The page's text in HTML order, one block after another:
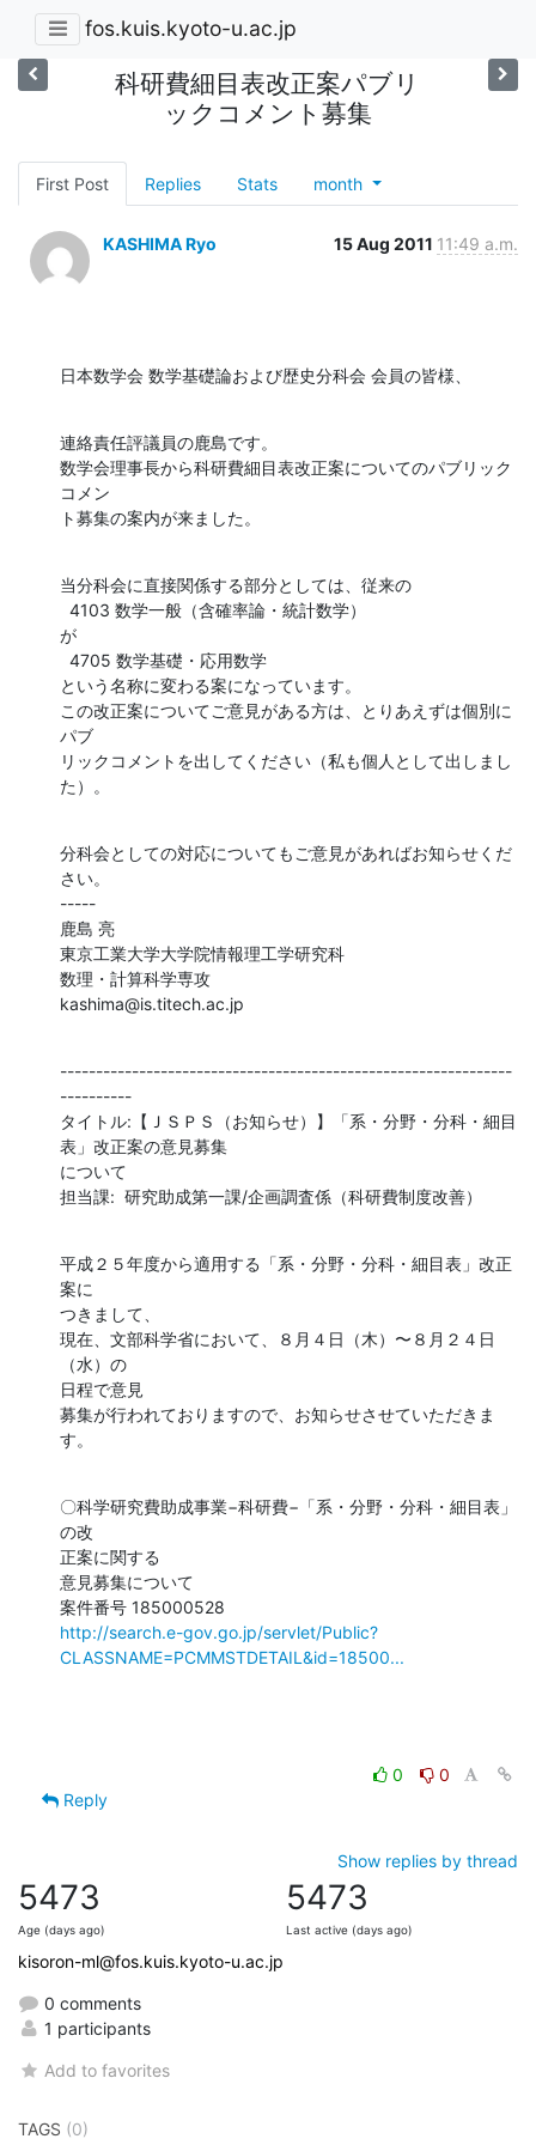
fos.kuis.kyoto-u.ac.jp
科研費細目表改正案パブリ
ックコメント募集
First Post Replies Stats month
KASHIMA Ryo 15 Aug 2011 11:49 a.m.
日本数学会 数学基礎論および歴史分科会 会員の皆様、
連絡責任評議員の鹿島です。
数学会理事長から科研費細目表改正案についてのパブリック
コメン
ト募集の案内が来ました。
当分科会に直接関係する部分としては、従来の
が
という名称に変わる案になっています。
この改正案についてご意見がある方は、とりあえずは個別に
パブ
リックコメントを出してください（私も個人として出しまし
た）。
分科会としての対応についてもご意見があればお知らせくだ
さい。
-----
鹿島 亮
東京工業大学大学院情報理工学研究科
数理・計算科学専攻
kashima@is.titech.ac.jp
---------------------------------------------------------------
----------
タイトル:【ＪＳＰＳ（お知らせ）】「系・分野・分科・細目
表」改正案の意見募集
について
担当課:  研究助成第一課/企画調査係（科研費制度改善）
平成２５年度から適用する「系・分野・分科・細目表」改正
案に
つきまして、
現在、文部科学省において、８月４日（木）〜８月２４日
（水）の
日程で意見
募集が行われておりますので、お知らせさせていただきま
す。
〇科学研究費助成事業−科研費−「系・分野・分科・細目表」
の改
正案に関する
意見募集について
http://search.e-gov.go.jp/servlet/Public?
CLASSNAME=PCMMSTDETAIL&id=18500...
0
0
Reply
Show replies by thread
5473
Age (days ago)
5473
Last active (days ago)
kisoron-ml@fos.kuis.kyoto-u.ac.jp
0 comments
1 participants
Add to favorites
TAGS (0)